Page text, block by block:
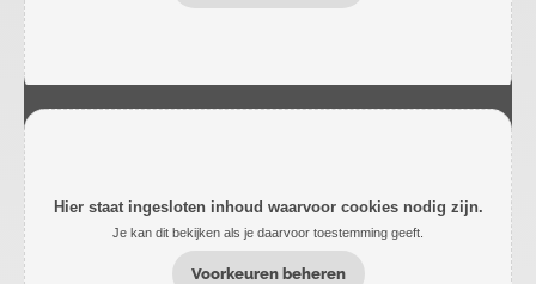
Hier staat ingesloten inhoud waarvoor cookies nodig zijn.
Je kan dit bekijken als je daarvoor toestemming geeft.
Voorkeuren beheren